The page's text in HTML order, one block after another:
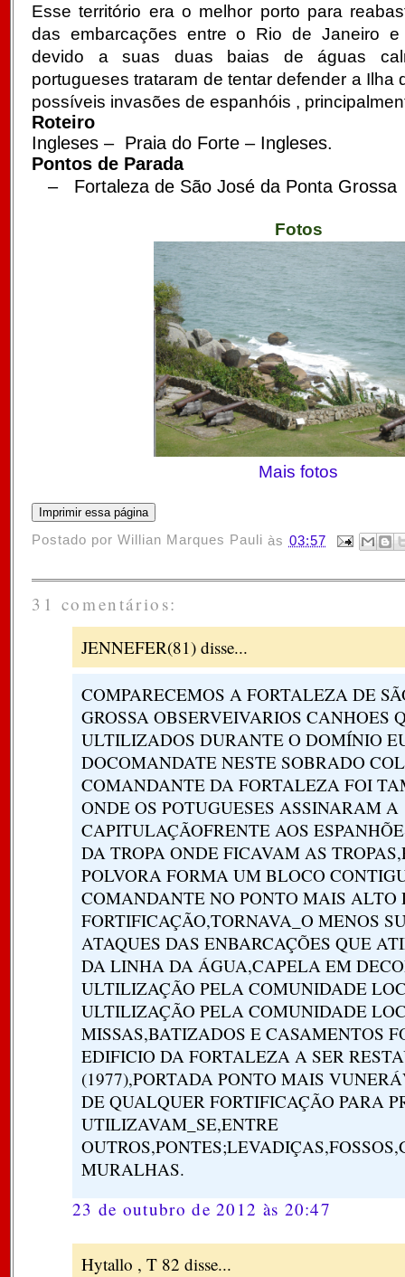
Esse território era o melhor porto para
das embarcações entre o Rio de Janeiro e
devido a suas duas baias de águas
portugueses trataram de tentar defender a Ilha
possíveis invasões de espanhóis ,
Roteiro
Ingleses – Praia do Forte – Ingleses.
Pontos de Parada
– Fortaleza de São José da Ponta Grossa
Fotos
Mais fotos
Postado porWillian Marques Pauli às 03:57
31 comentários:
JENNEFER(81) disse...
COMPARECEMOS A FORTALEZA DE
GROSSA OBSERVEIVARIOS CANHOES
ULTILIZADOS DURANTE O DOMÍNIO
DOCOMANDATE NESTE SOBRADO
COMANDANTE DA FORTALEZA FOI
ONDE OS POTUGUESES ASSINARAM A
CAPITULAÇÃOFRENTE AOS
DA TROPA ONDE FICAVAM AS
POLVORA FORMA UM BLOCO
COMANDANTE NO PONTO MAIS ALTO
FORTIFICAÇÃO,TORNAVA_O MENOS
ATAQUES DAS ENBARCAÇÕES QUE
DA LINHA DA ÁGUA,CAPELA EM
ULTILIZAÇÃO PELA COMUNIDADE
ULTILIZAÇÃO PELA COMUNIDADE
MISSAS,BATIZADOS E CASAMENTOS
EDIFICIO DA FORTALEZA A SER
(1977),PORTADA PONTO MAIS
DE QUALQUER FORTIFICAÇÃO PARA
UTILIZAVAM_SE,ENTRE
MURALHAS.
23 de outubro de 2012 às 20:47
Hytallo , T 82 disse...